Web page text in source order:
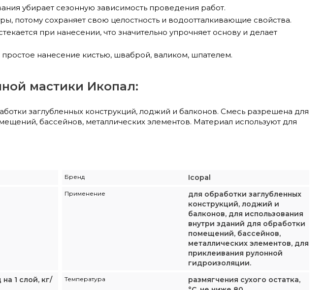
убирает сезонную зависимость проведения работ.
потому сохраняет свою целостность и водоотталкивающие свойства.
при нанесении, что значительно упрочняет основу и делает
нанесение кистью, шваброй, валиком, шпателем.
мастики Икопал:
заглубленных конструкций, лоджий и балконов. Смесь разрешена для
бассейнов, металлических элементов. Материал используют для
Бренд Icopal
Применение
для обработки заглубленных
конструкций, лоджий и
балконов, для использования
внутри зданий для обработки
помещений, бассейнов,
металлических элементов, для
приклеивания рулонной
гидроизоляции.
1 слой, кг/
Температура
размягчения сухого остатка,